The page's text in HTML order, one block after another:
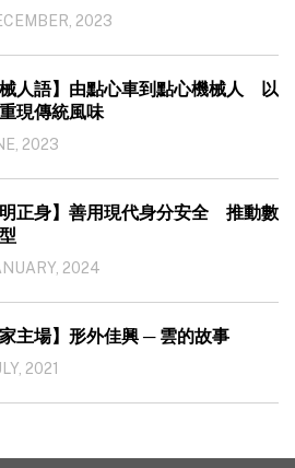
2023
械人語】由點心車到點心機械人 以
現傳統風味
2023
明正身】善用現代身分安全 推動數
2024
家主場】形外佳興 ─ 雲的故事
2021